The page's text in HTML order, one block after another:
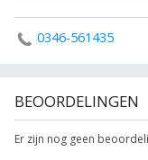
0346-561435
BEOORDELINGEN
Er zijn nog geen